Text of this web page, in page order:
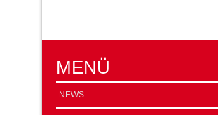
MENÜ
NEWS